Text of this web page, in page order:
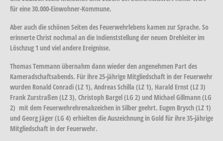
für eine 30.000-Einwohner-Kommune.
Aber auch die schönen Seiten des Feuerwehrlebens kamen zur Sprache. So
erinnerte Christ nochmal an die Indienststellung der neuen Drehleiter im
Löschzug 1 und viel andere Ereignisse.
Thomas Temmann übernahm dann wieder den angenehmen Part des
Kameradschaftsabends. Für ihre 25-jährige Mitgliedschaft in der Feuerwehr
wurden Ronald Conradi (LZ 1), Andreas Schilla (LZ 1), Harald Ernst (LZ 3)
Frank Zurstraßen (LZ 3), Christoph Bargel (LG 2) und Michael Gillmann (LG
2) mit dem Feuerwehrehrenabzeichen in Silber geehrt. Eugen Brysch (LZ 1)
und Georg Jäger (LG 4) erhielten die Auszeichnung in Gold für ihre 35-jährige
Mitgliedschaft in der Feuerwehr.